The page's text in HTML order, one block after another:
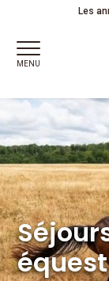
équestres
Les
MENU